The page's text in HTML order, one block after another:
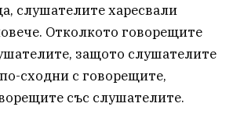
слушателите харесвали
Отколкото говорещите
защото слушателите
сходни с говорещите,
със слушателите.